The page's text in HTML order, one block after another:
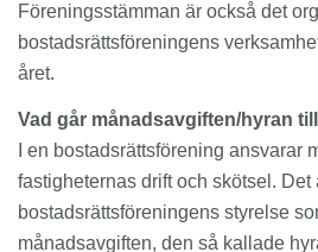
Föreningsstämman är också det
bostadsrättsföreningens
året.
Vad går månadsavgiften/hyran
I en bostadsrättsförening ansvarar
fastigheternas drift och skötsel. Det
bostadsrättsföreningens styrelse
månadsavgiften, den så kallade